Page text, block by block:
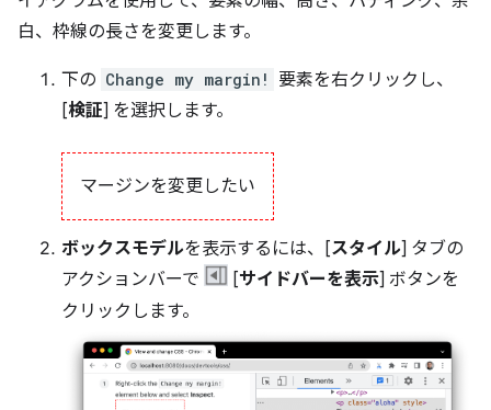
白、枠線の長さを変更します。
下の Change my margin!
要素を右クリックし、
[検証] を選択します。
マージンを変更したい
ボックスモデルを表示するには、[スタイル] タブの
アクションバーで
[サイドバーを表示] ボタンを
クリックします。